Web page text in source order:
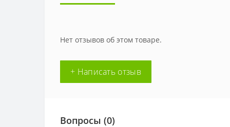
Нет отзывов об этом товаре.
+ Написать отзыв
Вопросы (0)